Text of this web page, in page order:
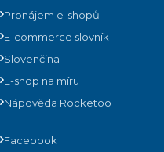
Pronájem e-shopů
E-commerce slovník
Slovenčina
E-shop na míru
Nápověda Rocketoo
Facebook